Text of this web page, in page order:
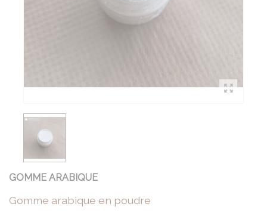
GOMME ARABIQUE
Gomme arabique en poudre